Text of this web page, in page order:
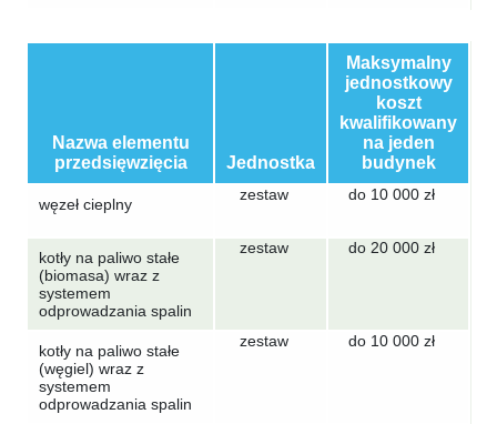
Nazwa elementu
przedsięwzięcia
Jednostka
Maksymalny
jednostkowy
koszt
kwalifikowany
na jeden
budynek
węzeł cieplny
zestaw do 10 000 zł
kotły na paliwo stałe
(biomasa) wraz z
systemem
odprowadzania spalin
zestaw do 20 000 zł
kotły na paliwo stałe
(węgiel) wraz z
systemem
odprowadzania spalin
zestaw do 10 000 zł